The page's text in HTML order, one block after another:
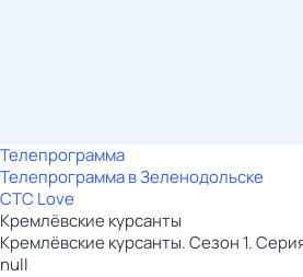
Телепрограмма
Телепрограмма в Зеленодольске
СТС Love
Кремлёвские курсанты
Кремлёвские курсанты. Сезон 1.
null